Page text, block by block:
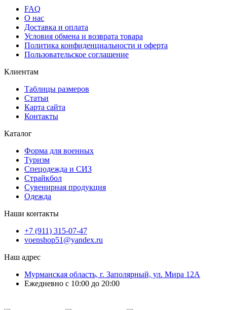
FAQ
О нас
Доставка и оплата
Условия обмена и возврата товара
Политика конфиденциальности и оферта
Пользовательское соглашение
Клиентам
Таблицы размеров
Статьи
Карта сайта
Контакты
Каталог
Форма для военных
Туризм
Спецодежда и СИЗ
Страйкбол
Сувенирная продукция
Одежда
Наши контакты
+7 (911) 315-07-47
voenshop51@yandex.ru
Наш адрес
Мурманская область, г. Заполярный, ул. Мира 12А
Ежедневно с 10:00 до 20:00